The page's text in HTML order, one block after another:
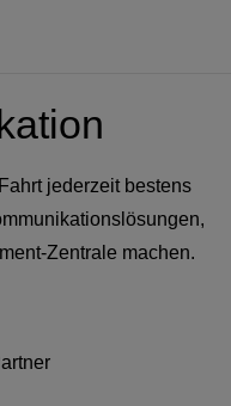
jederzeit bestens
Zentrale machen.